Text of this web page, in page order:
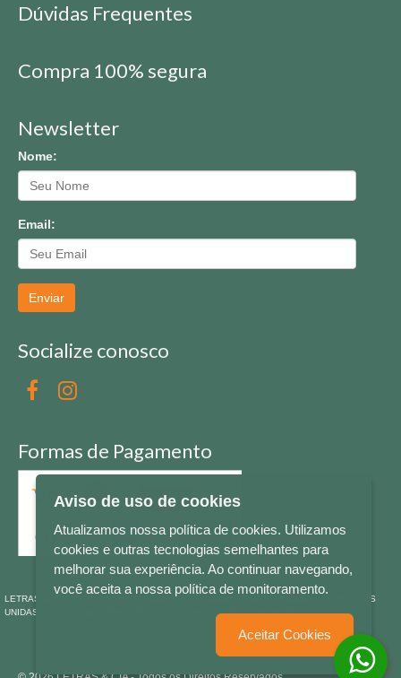
Dúvidas Frequentes
Compra 100% segura
Newsletter
Nome:
Email:
Enviar
Socialize conosco
Formas de Pagamento
LETRAS & CIA - CNPJ n° 88.587.548/0001-20 - Térreo Bourbon Shopping - AV. NAÇÕES
UNIDAS , 2001 - Lojas 1064/1065 - RIO BRANCO - - NOVO HAMBURGO - RS
Aviso de uso de cookies
Atualizamos nossa política de cookies. Utilizamos
cookies e outras tecnologias semelhantes para
melhorar sua experiência. Ao continuar navegando,
você aceita a nossa política de monitoramento.
Aceitar Cookies